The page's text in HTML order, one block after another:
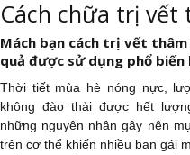
Cách chữa trị vết
Mách bạn cách trị vết
quả được sử dụng phổ biến
Thời tiết mùa hè nóng nực,
không đào thải được hết
những nguyên nhân gây nên
trên cơ thể khiến nhiều bạn gái